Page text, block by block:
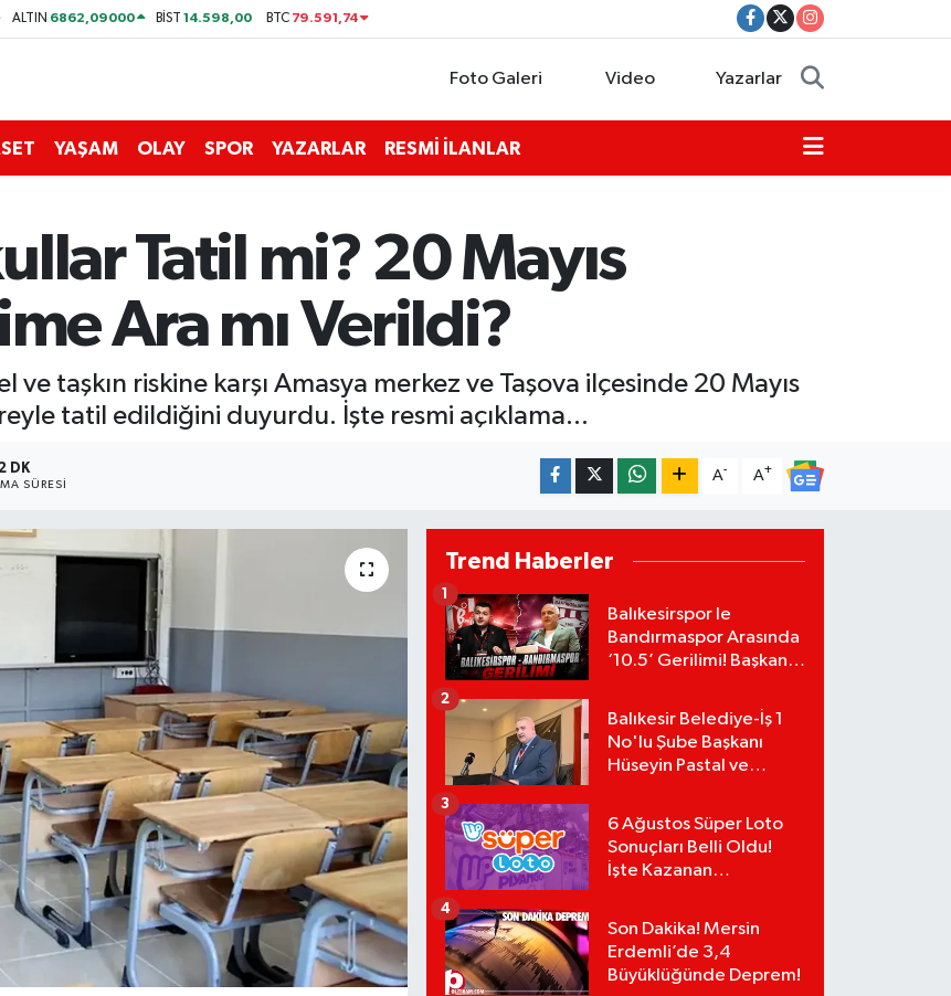
ALTIN 6862,09000 BİST14.598,00 BTC 79.591,74
Foto Galeri Video Yazarlar
YAŞAM OLAY SPOR YAZARLAR RESMİ İLANLAR
Tatil mi? 20 Mayıs
Ara mı Verildi?
ve taşkın riskine karşı Amasya merkez ve Taşova ilçesinde 20 Mayıs
tatil edildiğini duyurdu. İşte resmi açıklama...
DK
SÜRESI
A- A+
Trend Haberler
Balıkesirspor le
Bandırmaspor Arasında
‘10.5’ Gerilimi! Başkan
Murat Karakoyun'a Sert
Tepki!
1
Balıkesir Belediye-İş 1
No'lu Şube Başkanı
Hüseyin Pastal ve
2
6 Ağustos Süper Loto
Sonuçları Belli Oldu!
İşte Kazanan
3
Son Dakika! Mersin
Erdemli’de 3,4
Büyüklüğünde Deprem!
4